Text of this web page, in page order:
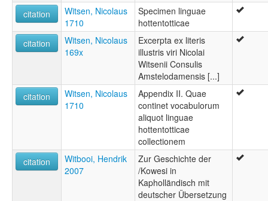
citation
Witsen, Nicolaus
1710
Specimen linguae
hottentotticae
citation
Witsen, Nicolaus
169x
Excerpta ex literis
illustris viri Nicolai
Witsenii Consulis
Amstelodamensis [...]
citation
Witsen, Nicolaus
1710
Appendix II. Quae
continet vocabulorum
aliquot linguae
hottentotticae
collectionem
citation
Witbooi, Hendrik
2007
Zur Geschichte der
/Kowesi in
Kapholländisch mit
deutscher Übersetzung